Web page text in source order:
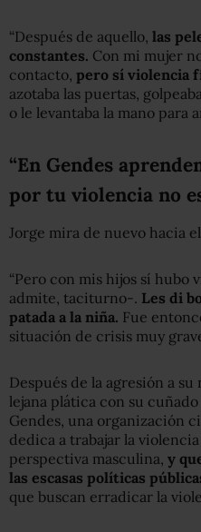
“Después de aquello, las
constantes. Con mi mujer
contacto, pero sí violencia
azotaba las puertas,
o le levantaba la mano para
“En Gendes
por tu violencia no
Jorge mira de nuevo hacia
“Pero con mis hijos sí hubo
admite, taciturno-. Les di
patada a la niña. Fue
situación de crisis muy
Después de la agresión a
lejana plática con su
Gendes, una organización
dedica a trabajar la
perspectiva masculina, y
las escasas políticas
que buscan erradicar la